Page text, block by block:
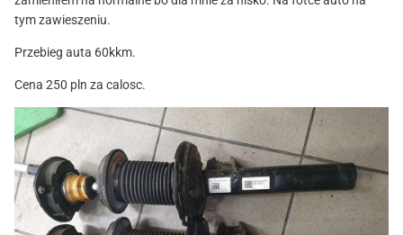
tym zawieszeniu.
Przebieg auta 60kkm.
Cena 250 pln za calosc.